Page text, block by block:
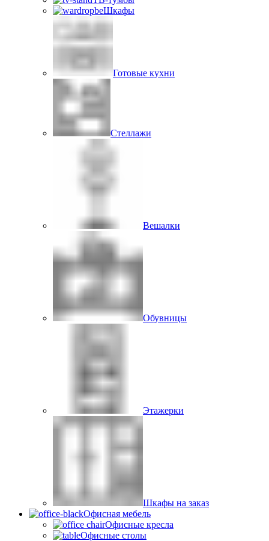
Шкафы
Готовые кухни
Стеллажи
Вешалки
Обувницы
Этажерки
Шкафы на заказ
Офисная мебель
Офисные кресла
Офисные столы